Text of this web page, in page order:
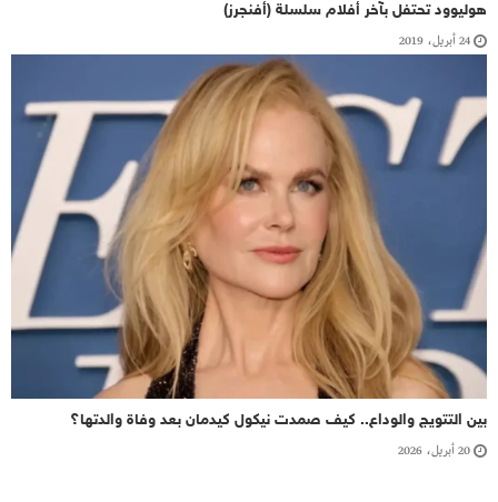
هوليوود تحتفل بآخر أفلام سلسلة (أفنجرز)
24 أبريل، 2019
بين التتويج والوداع.. كيف صمدت نيكول كيدمان بعد وفاة والدتها؟
20 أبريل، 2026